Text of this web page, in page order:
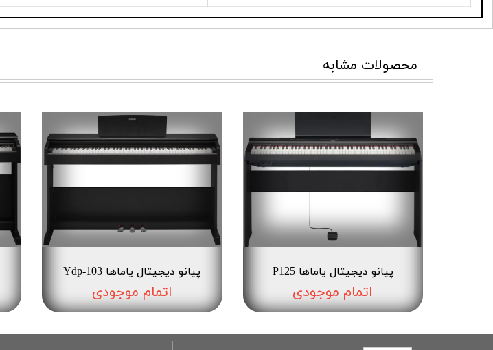
محصولات مشابه
پیانو دیجیتال یاماها P125
اتمام موجودی
پیانو دیجیتال یاماها Ydp-103
اتمام موجودی